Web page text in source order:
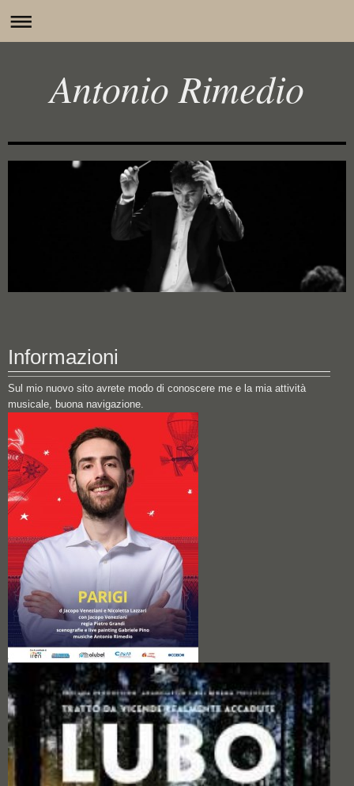
Antonio Rimedio
Informazioni
Sul mio nuovo sito avrete modo di conoscere me e la mia attività
musicale, buona navigazione.